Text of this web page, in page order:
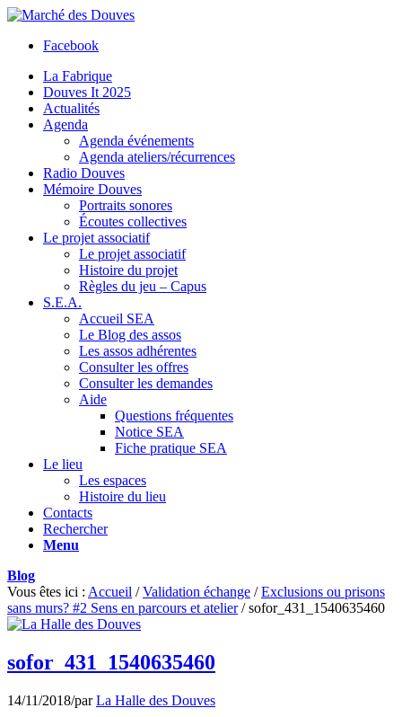
Facebook
La Fabrique
Douves It 2025
Actualités
Agenda
Agenda événements
Agenda ateliers/récurrences
Radio Douves
Mémoire Douves
Portraits sonores
Écoutes collectives
Le projet associatif
Le projet associatif
Histoire du projet
Règles du jeu – Capus
S.E.A.
Accueil SEA
Le Blog des assos
Les assos adhérentes
Consulter les offres
Consulter les demandes
Aide
Questions fréquentes
Notice SEA
Fiche pratique SEA
Le lieu
Les espaces
Histoire du lieu
Contacts
Rechercher
Menu
Blog
Vous êtes ici : Accueil / Validation échange / Exclusions ou prisons
sans murs? #2 Sens en parcours et atelier / sofor_431_1540635460
sofor_431_1540635460
14/11/2018/parLa Halle des Douves